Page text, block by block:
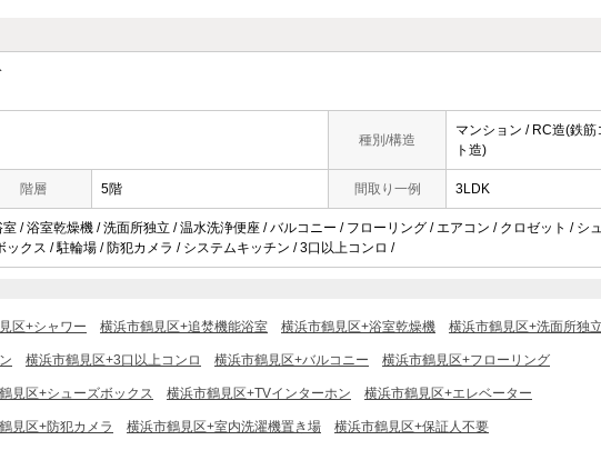
種別/構造
マンション / RC造(鉄筋
ト造)
階層 5階 間取り一例 3LDK
/ 浴室乾燥機 / 洗面所独立 / 温水洗浄便座 / バルコニー / フローリング / エアコン / クロゼット / シ
クス / 駐輪場 / 防犯カメラ / システムキッチン / 3口以上コンロ /
区+シャワー 横浜市鶴見区+追焚機能浴室 横浜市鶴見区+浴室乾燥機 横浜市鶴見区+洗面所独立
横浜市鶴見区+3口以上コンロ 横浜市鶴見区+バルコニー 横浜市鶴見区+フローリング
見区+シューズボックス 横浜市鶴見区+TVインターホン 横浜市鶴見区+エレベーター
見区+防犯カメラ 横浜市鶴見区+室内洗濯機置き場 横浜市鶴見区+保証人不要